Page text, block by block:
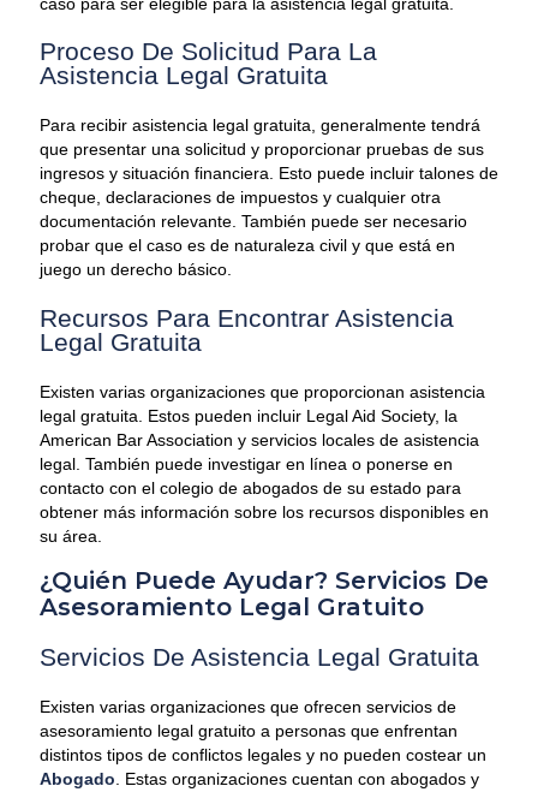
Proceso De Solicitud Para La
Asistencia Legal Gratuita
Para recibir asistencia legal gratuita, generalmente tendrá
que presentar una solicitud y proporcionar pruebas de sus
ingresos y situación financiera. Esto puede incluir talones de
cheque, declaraciones de impuestos y cualquier otra
documentación relevante. También puede ser necesario
probar que el caso es de naturaleza civil y que está en
juego un derecho básico.
Recursos Para Encontrar Asistencia
Legal Gratuita
Existen varias organizaciones que proporcionan asistencia
legal gratuita. Estos pueden incluir Legal Aid Society, la
American Bar Association y servicios locales de asistencia
legal. También puede investigar en línea o ponerse en
contacto con el colegio de abogados de su estado para
obtener más información sobre los recursos disponibles en
su área.
¿Quién Puede Ayudar? Servicios De
Asesoramiento Legal Gratuito
Servicios De Asistencia Legal Gratuita
Existen varias organizaciones que ofrecen servicios de
asesoramiento legal gratuito a personas que enfrentan
distintos tipos de conflictos legales y no pueden costear un
Abogado . Estas organizaciones cuentan con abogados y